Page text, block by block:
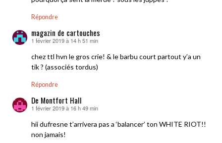
Répondre
magazin de cartouches
dit :
1 février 2019 à 14 h 51 min
chez ttl hvn le gros crie! & le barbu court partout y’a un
tik ? (associés tordus)
Répondre
De Montfort Hall
dit :
1 février 2019 à 16 h 49 min
hii dufresne t’arrivera pas a ‘balancer’ ton WHITE RIOT!!
non jamais!